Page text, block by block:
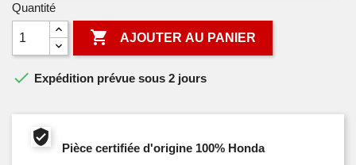
Quantité
 AJOUTER AU PANIER
 Expédition prévue sous 2 jours
Pièce certifiée d'origine 100% Honda